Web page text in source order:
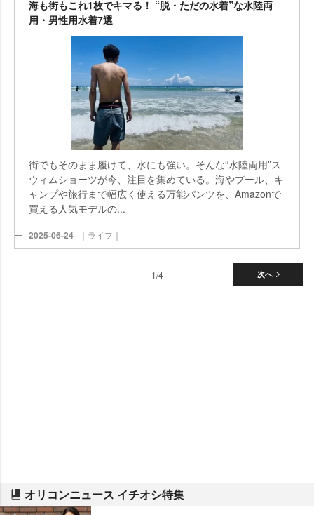
海も街もこれ1枚でキマる！ “脱・ただの水着”な水陸両
用・男性用水着7選
街でもそのまま履けて、水にも強い。そんな“水陸両用”ス
ウィムショーツが今、注目を集めている。海やプール、キ
ャンプや旅行まで幅広く使える万能パンツを、Amazonで
買える人気モデルの...
2025-06-24 ｜ライフ｜
次へ
1/4
オリコンニュース イチオシ特集